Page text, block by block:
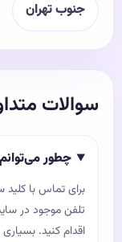
جنوب تهران
سوالات
چطور
برای تماس با کلید
تلفن موجود در
اقدام کنید.